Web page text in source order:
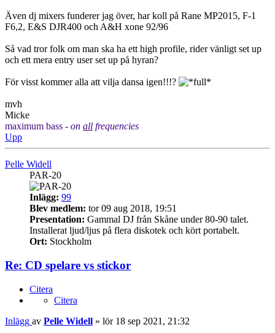
Även dj mixers funderer jag över, har koll på Rane MP2015, F-1
F6,2, E&S DJR400 och A&H xone 92/96
Så vad tror folk om man ska ha ett high profile, rider vänligt set up
och ett mera entry user set up på hyran?
För visst kommer alla att vilja dansa igen!!!?
mvh
Micke
maximum bass - on all frequencies
Upp
Pelle Widell
PAR-20
Inlägg: 99
Blev medlem: tor 09 aug 2018, 19:51
Presentation: Gammal DJ från Skåne under 80-90 talet.
Installerat ljud/ljus på flera diskotek och kört portabelt.
Ort: Stockholm
Re: CD spelare vs stickor
Citera
Citera
Inlägg av Pelle Widell » lör 18 sep 2021, 21:32